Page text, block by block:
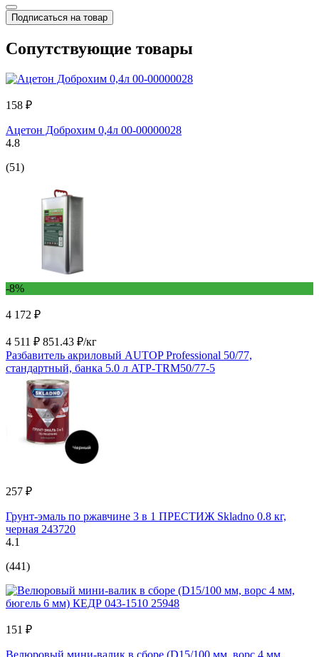
Подписаться на товар
Сопутствующие товары
158 ₽
Ацетон Доброхим 0,4л 00-00000028
4.8
(51)
-8%
4 172 ₽
4 511 ₽ 851.43 ₽/кг
Разбавитель акриловый AUTOP Professional 50/77,
стандартный, банка 5.0 л ATP-TRM50/77-5
257 ₽
Грунт-эмаль по ржавчине 3 в 1 ПРЕСТИЖ Skladno 0.8 кг,
черная 243720
4.1
(441)
151 ₽
Велюровый мини-валик в сборе (D15/100 мм, ворс 4 мм,